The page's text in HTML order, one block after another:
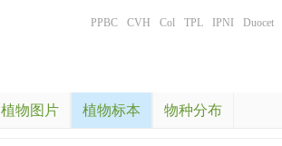
PPBC CVH Col TPL IPNI Duocet
植物图片 植物标本 物种分布